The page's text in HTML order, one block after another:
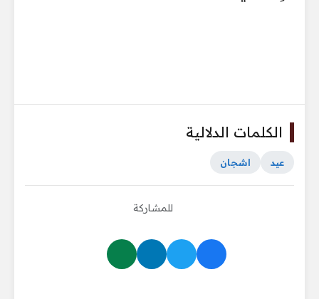
الكلمات الدلالية
عيد اشجان
للمشاركة